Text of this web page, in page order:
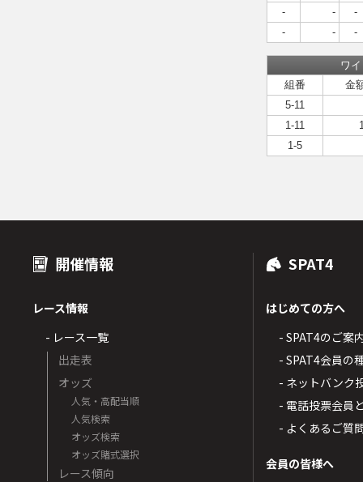
-
-
-
-
- -
ワ
組番
金
5-11
1-11
1-5
開催情報
レース情報
- レース一覧
出走表
オッズ
人気・高配当順
人気検索
オッズ検索
オッズ賭式選択
レース傾向
SPAT4
はじめての方へ
- SPAT4のご案
- SPAT4会員の
- ネットバンク
- 電話投票会員
- よくあるご質
会員の皆様へ